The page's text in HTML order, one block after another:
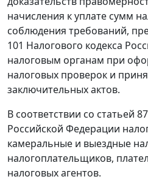
начисления к уплате сумм
соблюдения требований,
101 Налогового кодекса
налоговым органам при
налоговых проверок и
заключительных актов.
В соответствии со статьей 87
Российской Федерации
камеральные и выездные
налогоплательщиков,
налоговых агентов.